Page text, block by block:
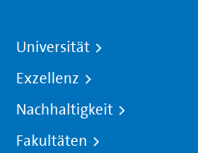
Universität
Exzellenz
Nachhaltigkeit
Fakultäten